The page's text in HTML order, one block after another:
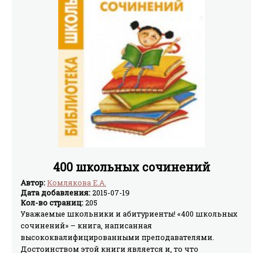
400 школьных сочинений
Автор:Комлякова Е.А.
Дата добавления:2015-07-19
Кол-во страниц:205
Уважаемые школьники и абитуриенты! «400 школьных
сочинений» – книга, написанная
высококвалифицированными преподавателями.
Достоинством этой книги является и, то что